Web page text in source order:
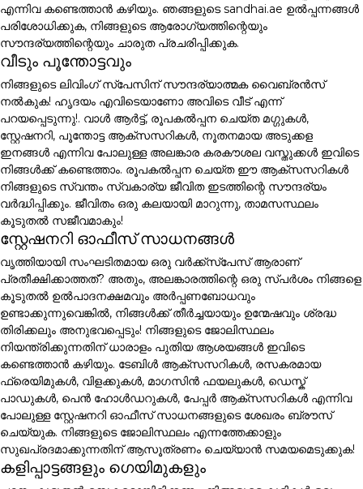
എന്നിവ കണ്ടെത്താൻ കഴിയും. ഞങ്ങളുടെ sandhai.ae ഉൽപ്പന്നങ്ങൾ
പരിശോധിക്കുക, നിങ്ങളുടെ ആരോഗ്യത്തിന്റെയും
സൗന്ദര്യത്തിന്റെയും ചാരുത പ്രചരിപ്പിക്കുക.
വീടും പൂന്തോട്ടവും
നിങ്ങളുടെ ലിവിംഗ് സ്പേസിന് സൗന്ദര്യാത്മക വൈബ്രൻസ്
നൽകുക! ഹൃദയം എവിടെയാണോ അവിടെ വീട് എന്ന്
പറയപ്പെടുന്നു!. വാൾ ആർട്ട്, രൂപകൽപ്പന ചെയ്ത മഗ്ഗുകൾ,
സ്റ്റേഷനറി, പൂന്തോട്ട ആക്സസറികൾ, നൂതനമായ അടുക്കള
ഇനങ്ങൾ എന്നിവ പോലുള്ള അലങ്കാര കരകൗശല വസ്തുക്കൾ ഇവിടെ
നിങ്ങൾക്ക് കണ്ടെത്താം. രൂപകൽപ്പന ചെയ്ത ഈ ആക്സസറികൾ
നിങ്ങളുടെ സ്വന്തം സ്വകാര്യ ജീവിത ഇടത്തിന്റെ സൗന്ദര്യം
വർദ്ധിപ്പിക്കും. ജീവിതം ഒരു കലയായി മാറുന്നു, താമസസ്ഥലം
കൂടുതൽ സജീവമാകും!
സ്റ്റേഷനറി ഓഫീസ് സാധനങ്ങൾ
വൃത്തിയായി സംഘടിതമായ ഒരു വർക്ക്സ്പേസ് ആരാണ്
പ്രതീക്ഷിക്കാത്തത്? അതും, അലങ്കാരത്തിന്റെ ഒരു സ്പർശം നിങ്ങളെ
കൂടുതൽ ഉൽപാദനക്ഷമവും അർപ്പണബോധവും
ഉണ്ടാക്കുന്നുവെങ്കിൽ, നിങ്ങൾക്ക് തീർച്ചയായും ഉന്മേഷവും ശ്രദ്ധ
തിരിക്കലും അനുഭവപ്പെടും! നിങ്ങളുടെ ജോലിസ്ഥലം
നിയന്ത്രിക്കുന്നതിന് ധാരാളം പുതിയ ആശയങ്ങൾ ഇവിടെ
കണ്ടെത്താൻ കഴിയും. ടേബിൾ ആക്സസറികൾ, രസകരമായ
ഫ്രെയിമുകൾ, വിളക്കുകൾ, മാഗസിൻ ഫയലുകൾ, ഡെസ്ക്
പാഡുകൾ, പെൻ ഹോൾഡറുകൾ, പേപ്പർ ആക്സസറികൾ എന്നിവ
പോലുള്ള സ്റ്റേഷനറി ഓഫീസ് സാധനങ്ങളുടെ ശേഖരം ബ്രൗസ്
ചെയ്യുക. നിങ്ങളുടെ ജോലിസ്ഥലം എന്നത്തേക്കാളും
സുഖപ്രദമാക്കുന്നതിന് ആസൂത്രണം ചെയ്യാൻ സമയമെടുക്കുക!
കളിപ്പാട്ടങ്ങളും ഗെയിമുകളും